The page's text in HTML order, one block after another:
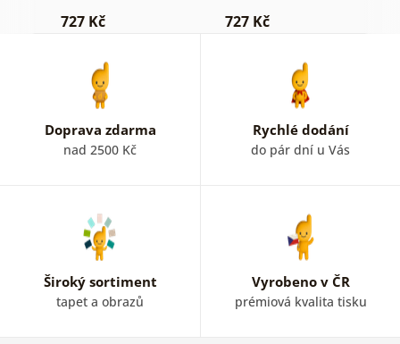
727 Kč 727 Kč
Doprava zdarma
nad 2500 Kč
Rychlé dodání
do pár dní u Vás
Široký sortiment
tapet a obrazů
Vyrobeno v ČR
prémiová kvalita tisku